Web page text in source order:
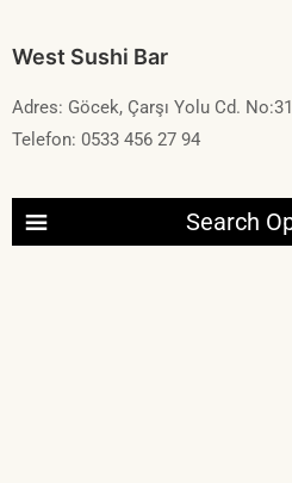
West Sushi Bar
Adres: Göcek, Çarşı Yolu Cd.
Telefon: 0533 456 27 94
Search